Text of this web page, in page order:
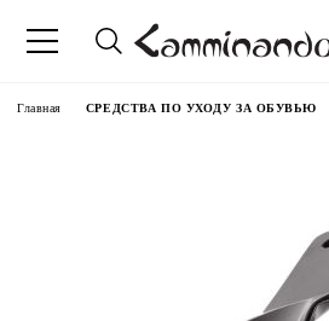
Главная СРЕДСТВА ПО УХОДУ ЗА ОБУВЬЮ